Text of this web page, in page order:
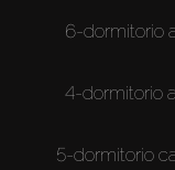
6-dormitorio
4-dormitorio
5-dormitorio